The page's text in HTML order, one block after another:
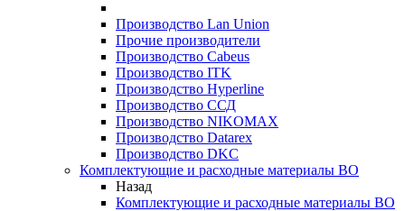
Производство Lan Union
Прочие производители
Производство Cabeus
Производство ITK
Производство Hyperline
Производство ССД
Производство NIKOMAX
Производство Datarex
Производство DKC
Комплектующие и расходные материалы ВО
Назад
Комплектующие и расходные материалы ВО